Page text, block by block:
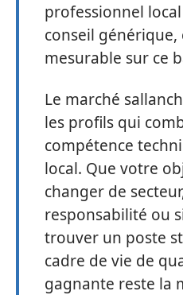
professionnel local
conseil générique,
mesurable sur ce
Le marché
les profils qui
compétence
local. Que votre
changer de
responsabilité ou
trouver un poste
cadre de vie de
gagnante reste la